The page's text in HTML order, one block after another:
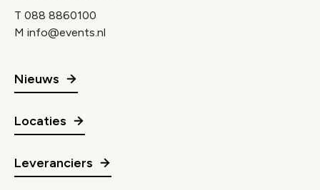
T 088 8860100
M info@events.nl
Nieuws
Locaties
Leveranciers